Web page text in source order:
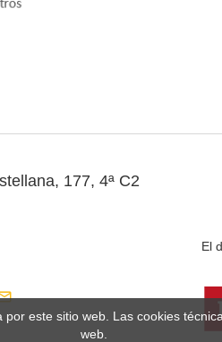
177, 4ª C2
El
este sitio web. Las cookies
web.